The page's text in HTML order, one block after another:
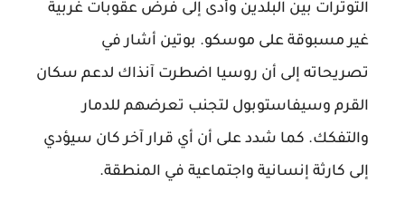
التوترات بين البلدين وأدى إلى فرض عقوبات غربية
غير مسبوقة على موسكو. بوتين أشار في
تصريحاته إلى أن روسيا اضطرت آنذاك لدعم سكان
القرم وسيفاستوبول لتجنب تعرضهم للدمار
والتفكك. كما شدد على أن أي قرار آخر كان سيؤدي
إلى كارثة إنسانية واجتماعية في المنطقة.